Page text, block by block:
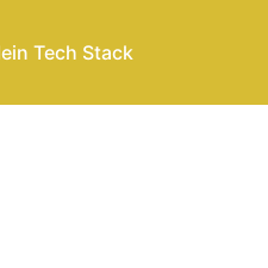
Tech Stack